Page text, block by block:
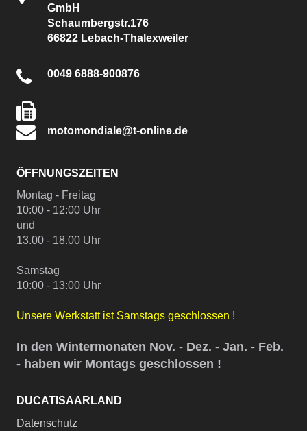
GmbH
Schaumbergstr.176
66822 Lebach-Thalexweiler
0049 6888-900876
motomondiale@t-online.de
ÖFFNUNGSZEITEN
Montag - Freitag
10:00 - 12:00 Uhr
und
13.00 - 18.00 Uhr
Samstag
10:00 - 13:00 Uhr
Unsere Werkstatt ist Samstags geschlossen !
In den Wintermonaten Nov. - Dez. - Jan. - Feb.
- haben wir Montags geschlossen !
DUCATISAARLAND
Datenschutz